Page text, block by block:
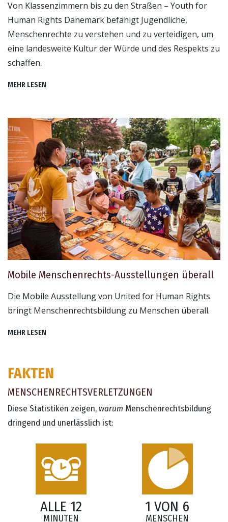
Von Klassenzimmern bis zu den Straßen – Youth for
Human Rights Dänemark befähigt Jugendliche,
Menschenrechte zu verstehen und zu verteidigen, um
eine landesweite Kultur der Würde und des Respekts zu
schaffen.
MEHR LESEN
Mobile Menschenrechts-Ausstellungen überall
Die Mobile Ausstellung von United for Human Rights
bringt Menschenrechtsbildung zu Menschen überall.
MEHR LESEN
FAKTEN
MENSCHENRECHTS­VERLETZUNGEN
Diese Statistiken zeigen, warum Menschenrechtsbildung
dringend und unerlässlich ist:
ALLE 12
MINUTEN
1 VON 6
MENSCHEN